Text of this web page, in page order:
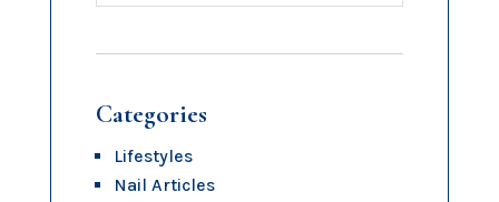
Categories
Lifestyles
Nail Articles